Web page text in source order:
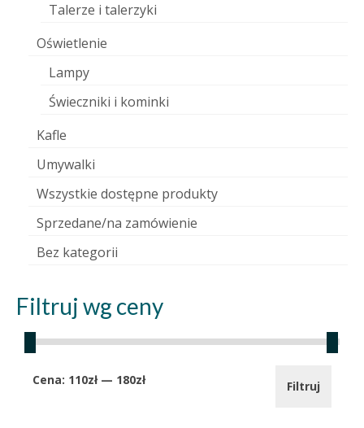
Talerze i talerzyki
Oświetlenie
Lampy
Świeczniki i kominki
Kafle
Umywalki
Wszystkie dostępne produkty
Sprzedane/na zamówienie
Bez kategorii
Filtruj wg ceny
Cena
Cena
Filtruj
Cena: 110zł— 180zł